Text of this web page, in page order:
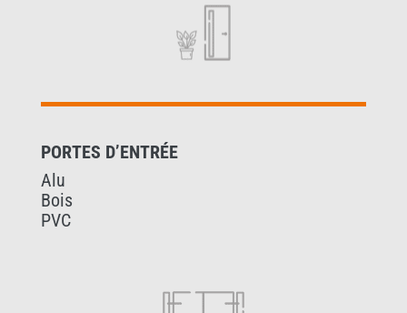
PORTES D’ENTRÉE
Alu
Bois
PVC